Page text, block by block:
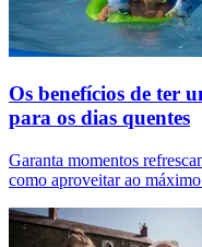
Os benefícios de ter
para os dias quentes
Garanta momentos
como aproveitar ao